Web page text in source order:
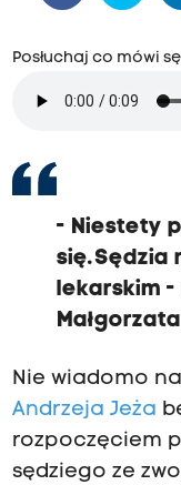
Posłuchaj co mówi
- Niestety
się.
lekarskim -
Nie wiadomo
Andrzeja Jeża
rozpoczęciem
sędziego ze